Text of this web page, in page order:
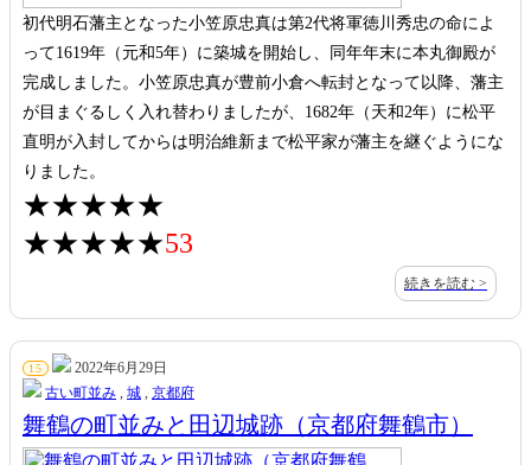
初代明石藩主となった小笠原忠真は第2代将軍徳川秀忠の命によ
って1619年（元和5年）に築城を開始し、同年年末に本丸御殿が
完成しました。小笠原忠真が豊前小倉へ転封となって以降、藩主
が目まぐるしく入れ替わりましたが、1682年（天和2年）に松平
直明が入封してからは明治維新まで松平家が藩主を継ぐようにな
りました。
★★★★★
★★★★★53
続きを読む >
15
2022年6月29日
古い町並み
城 京都府
舞鶴の町並みと田辺城跡（京都府舞鶴市）